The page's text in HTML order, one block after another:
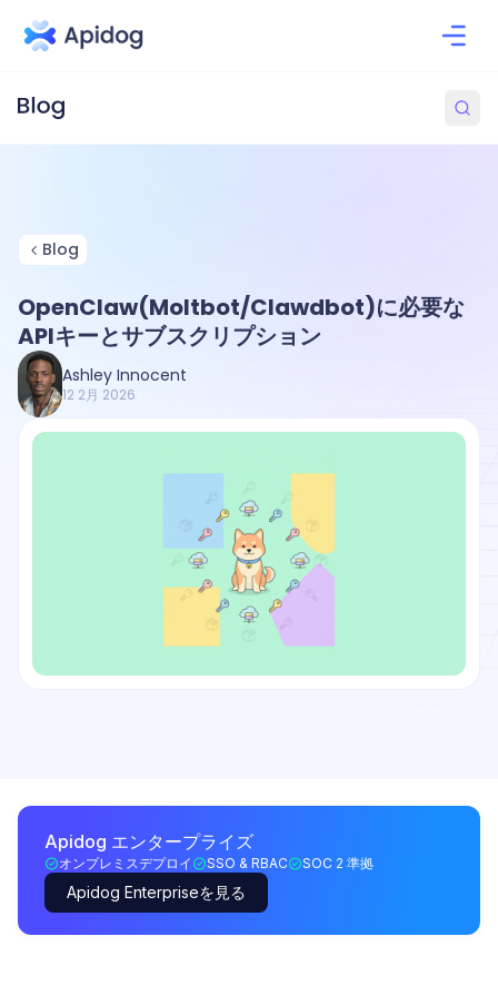
Blog
OpenClaw(Moltbot/Clawdbot)に必要な
APIキーとサブスクリプション
Ashley Innocent
12 2月 2026
Apidog エンタープライズ
オンプレミスデプロイ SSO & RBAC SOC 2 準拠
Apidog Enterpriseを見る